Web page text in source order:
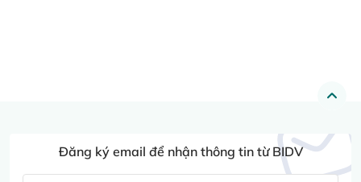
Đăng ký email để nhận thông tin từ BIDV